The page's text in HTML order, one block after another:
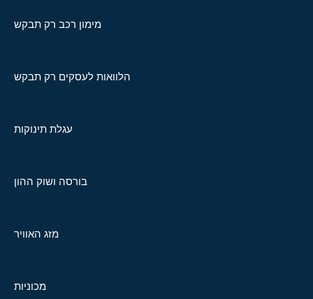
מימון רכב רק תבקש
הלוואות לעסקים רק תבקש
עגלת תינוקות
בורסה ושוק ההון
מזג האוויר
מכוניות